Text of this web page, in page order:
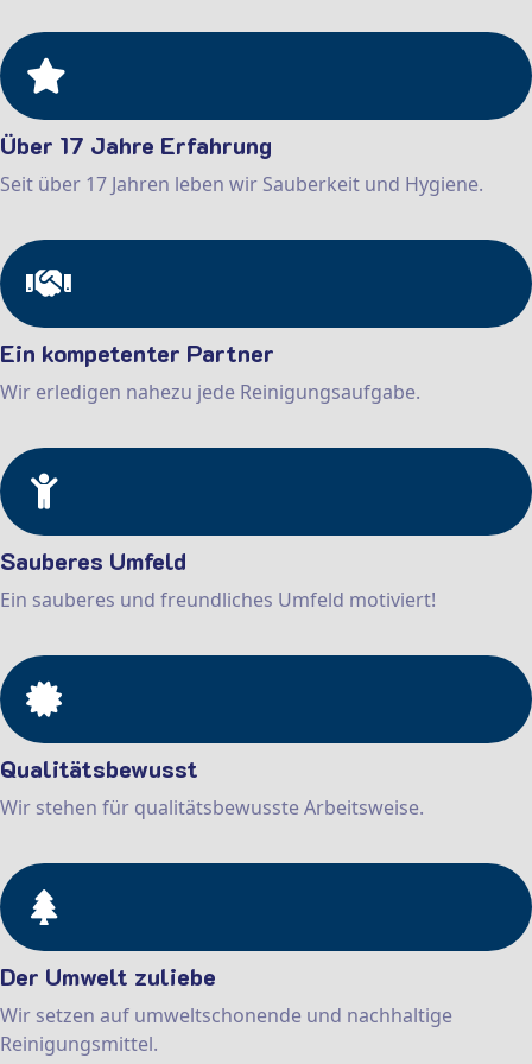
Über 17 Jahre Erfahrung
Seit über 17 Jahren leben wir Sauberkeit und Hygiene.
Ein kompetenter Partner
Wir erledigen nahezu jede Reinigungsaufgabe.
Sauberes Umfeld
Ein sauberes und freundliches Umfeld motiviert!
Qualitätsbewusst
Wir stehen für qualitätsbewusste Arbeitsweise.
Der Umwelt zuliebe
Wir setzen auf umweltschonende und nachhaltige
Reinigungsmittel.